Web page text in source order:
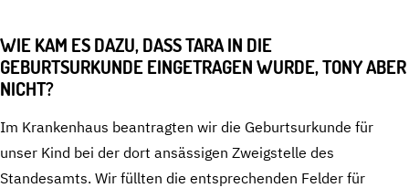
WIE KAM ES DAZU, DASS TARA IN DIE
GEBURTSURKUNDE EINGETRAGEN WURDE, TONY ABER
NICHT?
Im Krankenhaus beantragten wir die Geburtsurkunde für
unser Kind bei der dort ansässigen Zweigstelle des
Standesamts. Wir füllten die entsprechenden Felder für